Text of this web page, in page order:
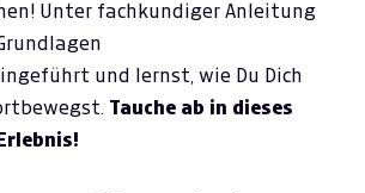
Unter fachkundiger Anleitung
und lernst, wie Du Dich
Tauche ab in dieses